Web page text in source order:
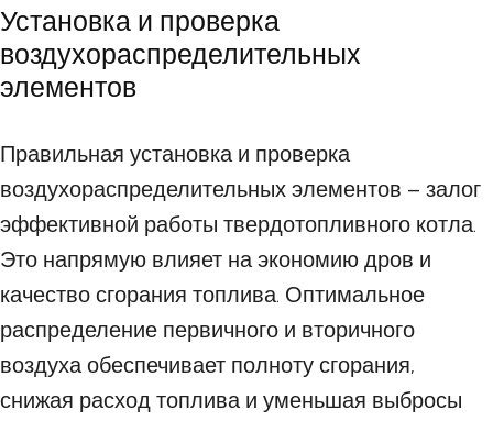
Установка и проверка
воздухораспределительных
элементов
Правильная установка и проверка
воздухораспределительных элементов – залог
эффективной работы твердотопливного котла.
Это напрямую влияет на экономию дров и
качество сгорания топлива. Оптимальное
распределение первичного и вторичного
воздуха обеспечивает полноту сгорания,
снижая расход топлива и уменьшая выбросы